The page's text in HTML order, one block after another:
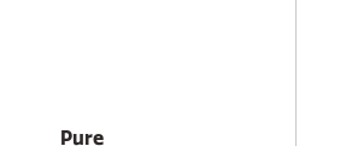
Pure